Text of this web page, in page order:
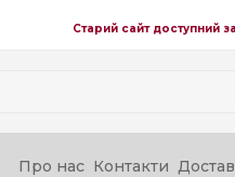
Старий сайт доступний
Про нас Контакти